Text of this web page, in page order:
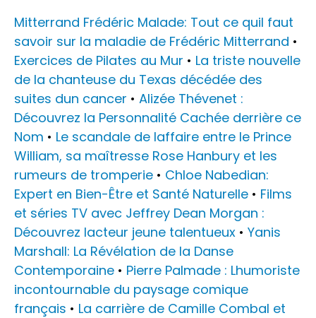
Mitterrand Frédéric Malade: Tout ce quil faut
savoir sur la maladie de Frédéric Mitterrand •
Exercices de Pilates au Mur • La triste nouvelle
de la chanteuse du Texas décédée des
suites dun cancer • Alizée Thévenet :
Découvrez la Personnalité Cachée derrière ce
Nom • Le scandale de laffaire entre le Prince
William, sa maîtresse Rose Hanbury et les
rumeurs de tromperie • Chloe Nabedian:
Expert en Bien-Être et Santé Naturelle • Films
et séries TV avec Jeffrey Dean Morgan :
Découvrez lacteur jeune talentueux • Yanis
Marshall: La Révélation de la Danse
Contemporaine • Pierre Palmade : Lhumoriste
incontournable du paysage comique
français • La carrière de Camille Combal et